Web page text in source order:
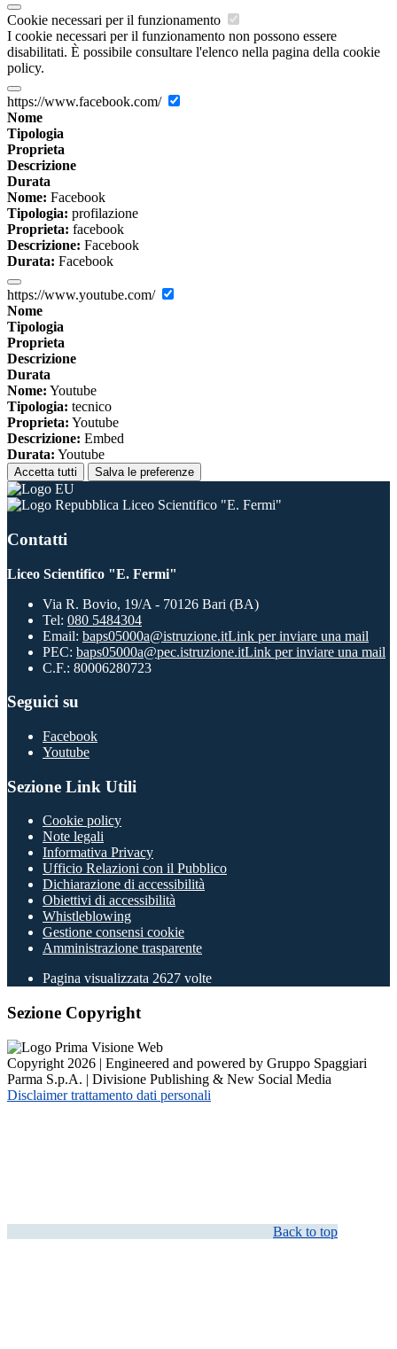
Cookie necessari per il funzionamento
I cookie necessari per il funzionamento non possono essere
disabilitati. È possibile consultare l'elenco nella pagina della cookie
policy.
https://www.facebook.com/
Nome
Tipologia
Proprieta
Descrizione
Durata
Nome: Facebook
Tipologia: profilazione
Proprieta: facebook
Descrizione: Facebook
Durata: Facebook
https://www.youtube.com/
Nome
Tipologia
Proprieta
Descrizione
Durata
Nome: Youtube
Tipologia: tecnico
Proprieta: Youtube
Descrizione: Embed
Durata: Youtube
Accetta tutti Salva le preferenze
Liceo Scientifico "E. Fermi"
Contatti
Liceo Scientifico "E. Fermi"
Via R. Bovio, 19/A - 70126 Bari (BA)
Tel: 080 5484304
Email: baps05000a@istruzione.itLink per inviare una mail
PEC: baps05000a@pec.istruzione.itLink per inviare una mail
C.F.: 80006280723
Seguici su
Facebook
Youtube
Sezione Link Utili
Cookie policy
Note legali
Informativa Privacy
Ufficio Relazioni con il Pubblico
Dichiarazione di accessibilità
Obiettivi di accessibilità
Whistleblowing
Gestione consensi cookie
Amministrazione trasparente
Pagina visualizzata 2627 volte
Sezione Copyright
Copyright 2026 | Engineered and powered by Gruppo Spaggiari
Parma S.p.A. | Divisione Publishing & New Social Media
Disclaimer trattamento dati personali
Back to top